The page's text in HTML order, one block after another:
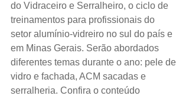
do Vidraceiro e Serralheiro, o ciclo de
treinamentos para profissionais do
setor alumínio-vidreiro no sul do país e
em Minas Gerais. Serão abordados
diferentes temas durante o ano: pele de
vidro e fachada, ACM sacadas e
serralheria. Confira o conteúdo